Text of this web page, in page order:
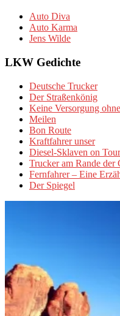
Auto Diva
Auto Karma
Jens Wilde
LKW Gedichte
Deutsche Trucker
Der Straßenkönig
Keine Versorgung
Meilen
Bon Route
Kraftfahrer unser
Diesel-Sklaven on Tour
Trucker am Rande der
Fernfahrer – Eine
Der Spiegel